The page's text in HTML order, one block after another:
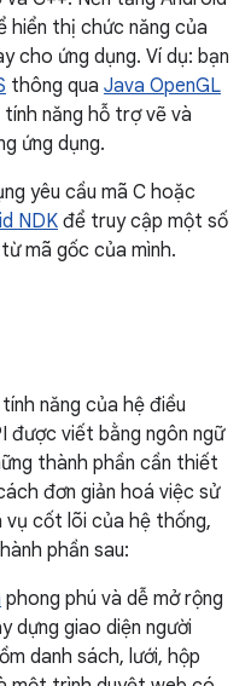
hiển thị chức năng của
cho ứng dụng. Ví dụ: bạn
thông qua Java OpenGL
năng hỗ trợ vẽ và
ứng dụng.
yêu cầu mã C hoặc
NDK để truy cập một số
mã gốc của mình.
năng của hệ điều
được viết bằng ngôn ngữ
thành phần cần thiết
đơn giản hoá việc sử
vụ cốt lõi của hệ thống,
phần sau:
phong phú và dễ mở rộng
dựng giao diện người
danh sách, lưới, hộp